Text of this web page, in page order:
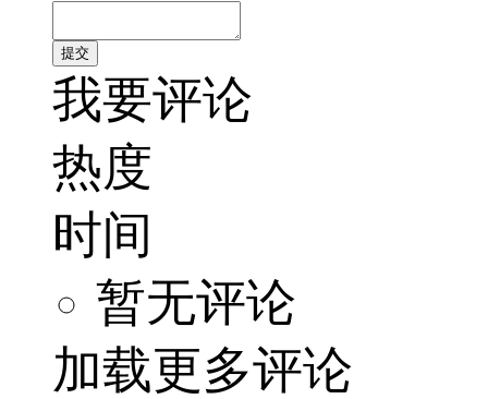
我要评论
热度
时间
暂无评论
加载更多评论